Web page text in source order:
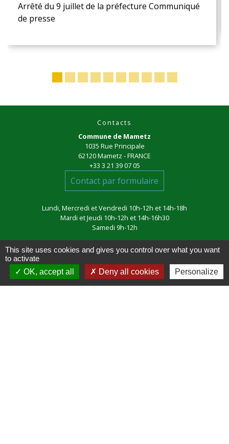
Arrêté du 9 juillet de la préfecture Communiqué
de presse
Contacts
Commune de Mametz
1035 Rue Principale
62120 Mametz - FRANCE
+33 3 21 39 07 05
Contact par formulaire
Lundi, Mercredi et Vendredi 10h-12h et 14h-18h
Mardi et Jeudi 10h-12h et 14h-16h30
Samedi 9h-12h
This site uses cookies and gives you control over what you want
to activate
OK, accept all
Deny all cookies Personalize